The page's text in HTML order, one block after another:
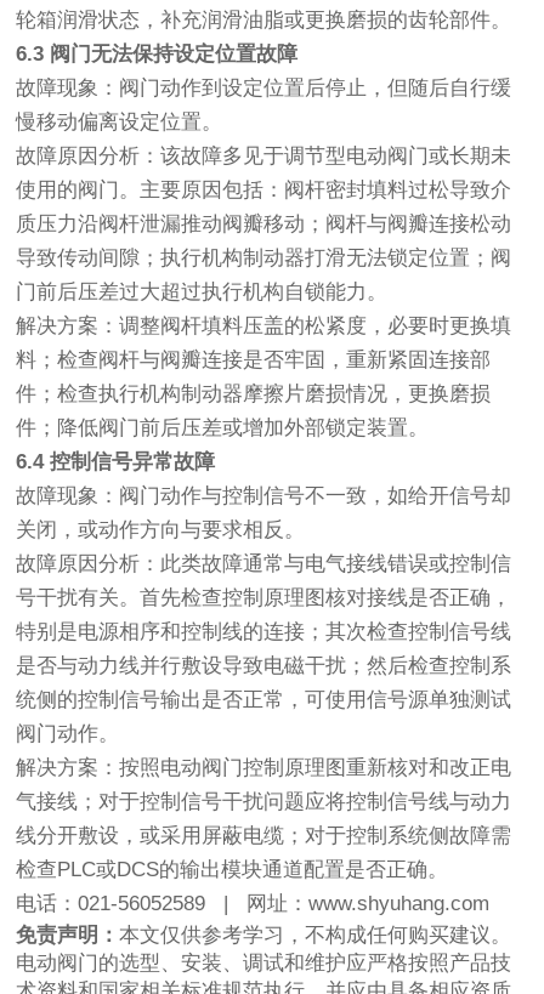
轮箱润滑状态，补充润滑油脂或更换磨损的齿轮部件。
6.3 阀门无法保持设定位置故障
故障现象：阀门动作到设定位置后停止，但随后自行缓
慢移动偏离设定位置。
故障原因分析：该故障多见于调节型电动阀门或长期未
使用的阀门。主要原因包括：阀杆密封填料过松导致介
质压力沿阀杆泄漏推动阀瓣移动；阀杆与阀瓣连接松动
导致传动间隙；执行机构制动器打滑无法锁定位置；阀
门前后压差过大超过执行机构自锁能力。
解决方案：调整阀杆填料压盖的松紧度，必要时更换填
料；检查阀杆与阀瓣连接是否牢固，重新紧固连接部
件；检查执行机构制动器摩擦片磨损情况，更换磨损
件；降低阀门前后压差或增加外部锁定装置。
6.4 控制信号异常故障
故障现象：阀门动作与控制信号不一致，如给开信号却
关闭，或动作方向与要求相反。
故障原因分析：此类故障通常与电气接线错误或控制信
号干扰有关。首先检查控制原理图核对接线是否正确，
特别是电源相序和控制线的连接；其次检查控制信号线
是否与动力线并行敷设导致电磁干扰；然后检查控制系
统侧的控制信号输出是否正常，可使用信号源单独测试
阀门动作。
解决方案：按照电动阀门控制原理图重新核对和改正电
气接线；对于控制信号干扰问题应将控制信号线与动力
线分开敷设，或采用屏蔽电缆；对于控制系统侧故障需
检查PLC或DCS的输出模块通道配置是否正确。
电话：021-56052589 | 网址：www.shyuhang.com
免责声明：本文仅供参考学习，不构成任何购买建议。
电动阀门的选型、安装、调试和维护应严格按照产品技